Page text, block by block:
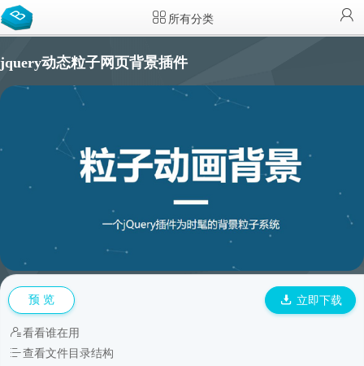
所有分类
jquery动态粒子网页背景插件
预 览 立即下载
看看谁在用
查看文件目录结构